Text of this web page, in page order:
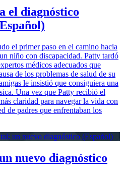
el diagnóstico
el primer paso en el camino hacia
niño con discapacidad. Patty tardó
médicos adecuados que
de los problemas de salud de su
le insistió que consiguiera una
Una vez que Patty recibió el
claridad para navegar la vida con
de padres que enfrentaban los
un nuevo diagnóstico (Español)
nuevo diagnóstico